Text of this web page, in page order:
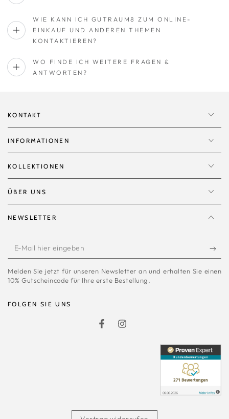
WIE KANN ICH GUTRAUM8 ZUM ONLINE-
EINKAUF UND ANDEREN THEMEN
KONTAKTIEREN?
WO FINDE ICH WEITERE FRAGEN &
ANTWORTEN?
KONTAKT
INFORMATIONEN
KOLLEKTIONEN
ÜBER UNS
NEWSLETTER
E-
Mail
hier
Melden Sie jetzt für unseren Newsletter an und erhalten Sie einen
10% Gutscheincode für Ihre erste Bestellung.
FOLGEN SIE UNS
FacebookInstagram